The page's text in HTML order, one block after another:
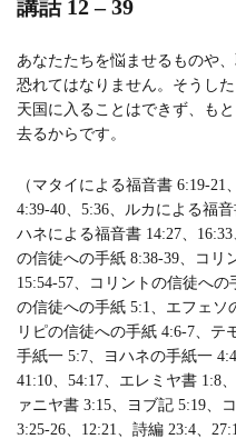
講話 12 – 39
あなたたちを悩ませるものや
恐れてはなりません。そうし
天国に入ることはできず、も
去るからです。
（マタイによる福音書 6:19-
4:39-40、5:36、ルカによる福
ハネによる福音書 14:27、
の信徒への手紙 8:38-39、コリ
15:54-57、コリントの信徒へ
の信徒への手紙 5:1、エフェソ
リピの信徒への手紙 4:6-7、テ
手紙一 5:7、ヨハネの手紙一
41:10、54:17、エレミヤ書 1:8
ァニヤ書 3:15、ヨブ記 5:19、
3:25-26、12:21、詩編 23:4、